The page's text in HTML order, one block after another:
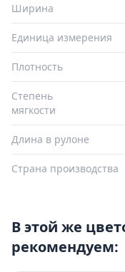
Ширина
Единица измерения
Плотность
Степень
мягкости
Длина в рулоне
Страна производства
В этой же
рекомендуем: